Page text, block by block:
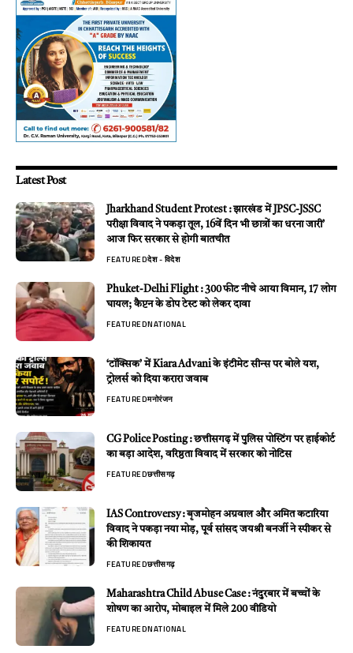
Latest Post
Jharkhand Student Protest : झारखंड में JPSC-JSSC
परीक्षा विवाद ने पकड़ा तूल, 16वें दिन भी छात्रों का धरना जारी’
आज फिर सरकार से होगी बातचीत
FEATUREDदेश - विदेश
Phuket-Delhi Flight : 300 फीट नीचे आया विमान, 17 लोग
घायल; कैप्टन के डोप टेस्ट को लेकर दावा
FEATUREDNATIONAL
‘टॉक्सिक’ में Kiara Advani के इंटीमेट सीन्स पर बोले यश,
ट्रोलर्स को दिया करारा जवाब
FEATUREDमनोरंजन
CG Police Posting : छत्तीसगढ़ में पुलिस पोस्टिंग पर हाईकोर्ट
का बड़ा आदेश, वरिष्ठता विवाद में सरकार को नोटिस
FEATUREDछत्तीसगढ़
IAS Controversy : बृजमोहन अग्रवाल और अमित कटारिया
विवाद ने पकड़ा नया मोड़, पूर्व सांसद जयश्री बनर्जी ने स्पीकर से
की शिकायत
FEATUREDछत्तीसगढ़
Maharashtra Child Abuse Case : नंदुरबार में बच्चों के
शोषण का आरोप, मोबाइल में मिले 200 वीडियो
FEATUREDNATIONAL